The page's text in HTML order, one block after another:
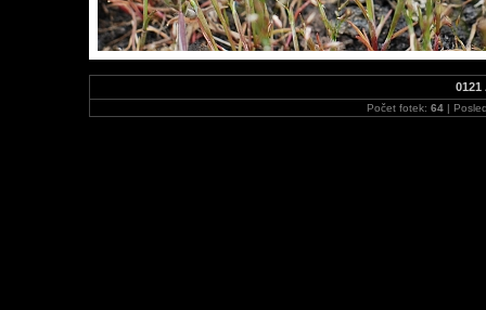
0121
Počet fotek: 64|